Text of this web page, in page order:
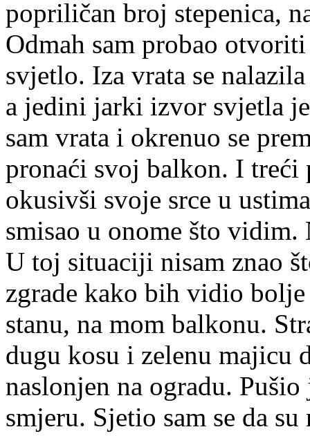
popriličan broj stepenica,
Odmah sam probao
svjetlo. Iza vrata se
a jedini jarki izvor svjetla
sam vrata i okrenuo se
pronaći svoj balkon. I treći
okusivši svoje srce u
smisao u onome što
U toj situaciji nisam znao
zgrade kako bih vidio
stanu, na mom balkonu.
dugu kosu i zelenu majicu
naslonjen na ogradu.
smjeru. Sjetio sam se da